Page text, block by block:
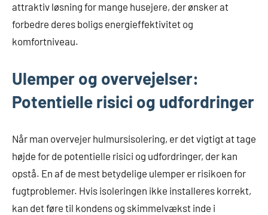
attraktiv løsning for mange husejere, der ønsker at
forbedre deres boligs energieffektivitet og
komfortniveau.
Ulemper og overvejelser:
Potentielle risici og udfordringer
Når man overvejer hulmursisolering, er det vigtigt at tage
højde for de potentielle risici og udfordringer, der kan
opstå. En af de mest betydelige ulemper er risikoen for
fugtproblemer. Hvis isoleringen ikke installeres korrekt,
kan det føre til kondens og skimmelvækst inde i